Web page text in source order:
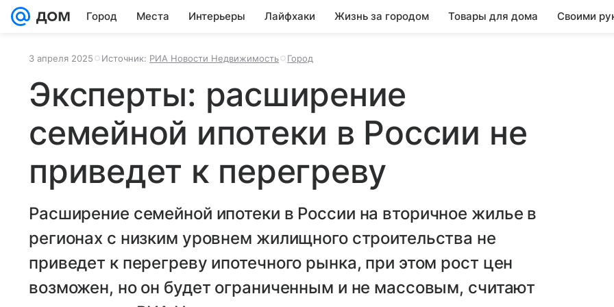
Город Места Интерьеры Лайфхаки Жизнь за городом Товары для дома Своими
3 апреля 2025 Источник: РИА Новости Недвижимость Город
Эксперты: расширение
семейной ипотеки в России не
приведет к перегреву
Расширение семейной ипотеки в России на вторичное жилье в
регионах с низким уровнем жилищного строительства не
приведет к перегреву ипотечного рынка, при этом рост цен
возможен, но он будет ограниченным и не массовым, считают